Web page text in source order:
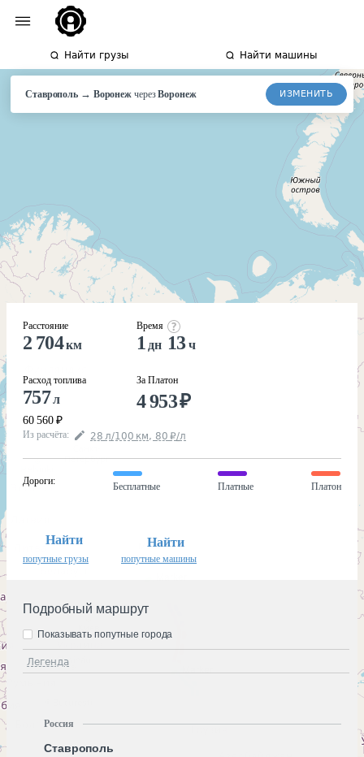
Найти грузы Найти машины
Ставрополь → Воронеж через Воронеж ИЗМЕНИТЬ
Расстояние
2 704км
Расход топлива
757л
60 560 ₽
Время
1 дн 13ч
За Платон
4 953₽
Из расчёта: 28 л/100 км, 80 ₽/л
Дороги:
Бесплатные Платные Платон
Найти
попутные грузы
Найти
попутные машины
Подробный маршрут
Легенда
Показывать попутные города
Россия
Ставрополь